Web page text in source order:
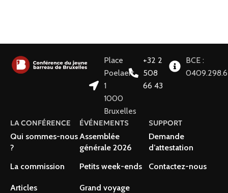
Place
Poelaert
1
1000
Bruxelles
+32 2
508
66 43
BCE :
LA CONFÉRENCE
Qui sommes-nous
?
La commission
Articles
ÉVÉNEMENTS
Assemblée
générale 2026
Petits week-ends
Grand voyage
SUPPORT
Demande
d’attestation
Contactez-nous